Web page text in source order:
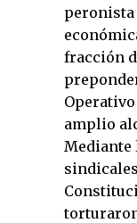
peronista
fracción
amplio